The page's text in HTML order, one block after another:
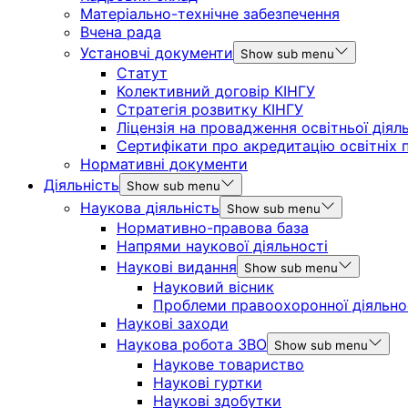
Матеріально-технічне забезпечення
Вчена рада
Установчі документи
Show sub menu
Статут
Колективний договір КІНГУ
Стратегія розвитку КІНГУ
Ліцензія на провадження освітньої
Сертифікати про акредитацію освітніх
Нормативні документи
Діяльність
Show sub menu
Наукова діяльність Show sub menu
Нормативно-правова база
Напрями наукової діяльності
Наукові видання
Show sub menu
Науковий вісник
Проблеми правоохоронної
Наукові заходи
Наукова робота ЗВО Show sub menu
Наукове товариство
Наукові гуртки
Наукові здобутки